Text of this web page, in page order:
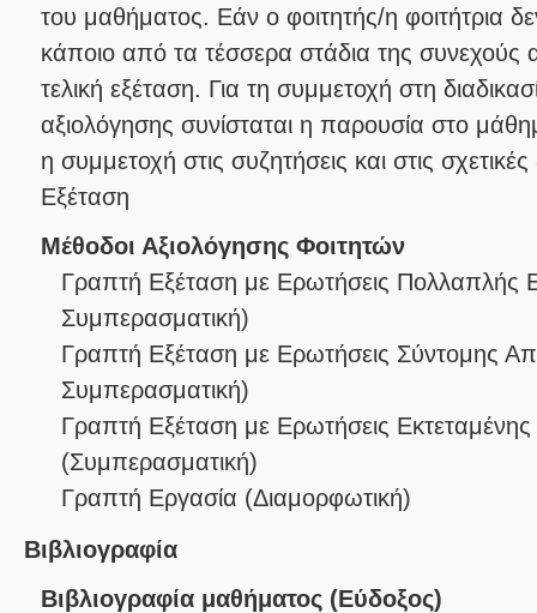
του μαθήματος. Εάν ο φοιτητής/η φοιτήτρια
κάποιο από τα τέσσερα στάδια της συνεχούς
τελική εξέταση. Για τη συμμετοχή στη
αξιολόγησης συνίσταται η παρουσία στο
η συμμετοχή στις συζητήσεις και στις
Εξέταση
Μέθοδοι Αξιολόγησης Φοιτητών
Γραπτή Εξέταση με Ερωτήσεις Πολλαπλής
Συμπερασματική)
Γραπτή Εξέταση με Ερωτήσεις Σύντομης
Συμπερασματική)
Γραπτή Εξέταση με Ερωτήσεις
(Συμπερασματική)
Γραπτή Εργασία (Διαμορφωτική)
Βιβλιογραφία
Βιβλιογραφία μαθήματος (Εύδοξος)